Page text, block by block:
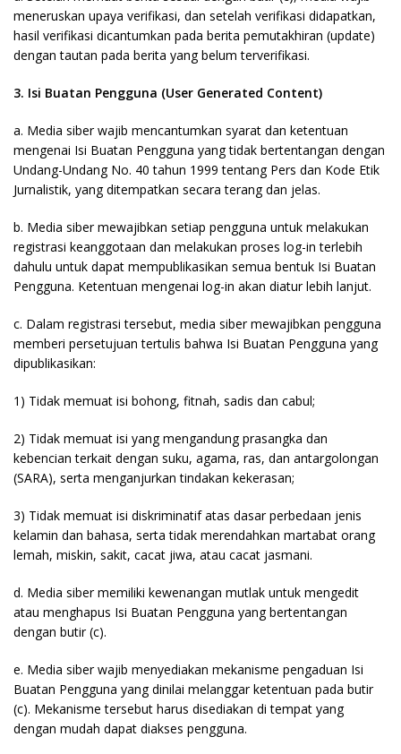
meneruskan upaya verifikasi, dan setelah verifikasi didapatkan,
hasil verifikasi dicantumkan pada berita pemutakhiran (update)
dengan tautan pada berita yang belum terverifikasi.
3. Isi Buatan Pengguna (User Generated Content)
a. Media siber wajib mencantumkan syarat dan ketentuan
mengenai Isi Buatan Pengguna yang tidak bertentangan dengan
Undang-Undang No. 40 tahun 1999 tentang Pers dan Kode Etik
Jurnalistik, yang ditempatkan secara terang dan jelas.
b. Media siber mewajibkan setiap pengguna untuk melakukan
registrasi keanggotaan dan melakukan proses log-in terlebih
dahulu untuk dapat mempublikasikan semua bentuk Isi Buatan
Pengguna. Ketentuan mengenai log-in akan diatur lebih lanjut.
c. Dalam registrasi tersebut, media siber mewajibkan pengguna
memberi persetujuan tertulis bahwa Isi Buatan Pengguna yang
dipublikasikan:
1) Tidak memuat isi bohong, fitnah, sadis dan cabul;
2) Tidak memuat isi yang mengandung prasangka dan
kebencian terkait dengan suku, agama, ras, dan antargolongan
(SARA), serta menganjurkan tindakan kekerasan;
3) Tidak memuat isi diskriminatif atas dasar perbedaan jenis
kelamin dan bahasa, serta tidak merendahkan martabat orang
lemah, miskin, sakit, cacat jiwa, atau cacat jasmani.
d. Media siber memiliki kewenangan mutlak untuk mengedit
atau menghapus Isi Buatan Pengguna yang bertentangan
dengan butir (c).
e. Media siber wajib menyediakan mekanisme pengaduan Isi
Buatan Pengguna yang dinilai melanggar ketentuan pada butir
(c). Mekanisme tersebut harus disediakan di tempat yang
dengan mudah dapat diakses pengguna.